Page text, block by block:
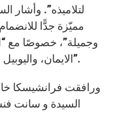
مميّزة جدًّا
وجميلة”، خصوصًا مع
الايمان، واليوبيل الماسي للملكة، والألعاب الأولمبية”.
ورافقت فرانشيسكا
السيدة و سانت